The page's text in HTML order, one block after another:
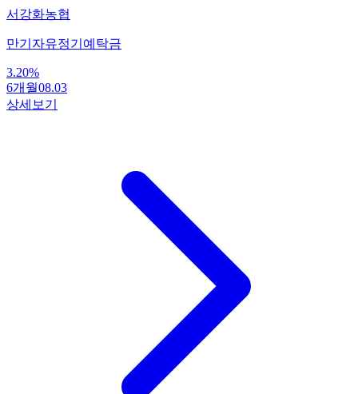
서강화농협
만기자유정기예탁금
3.20%
6개월08.03
상세보기